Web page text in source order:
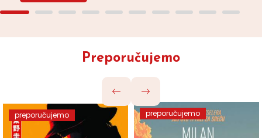
Preporučujemo
preporučujemo preporučujemo